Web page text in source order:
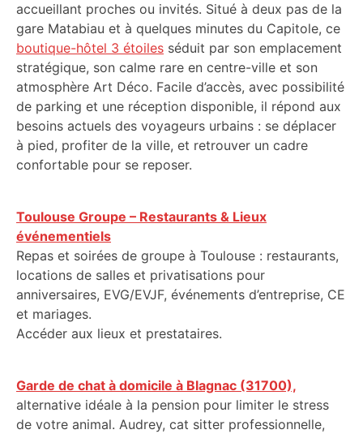
accueillant proches ou invités. Situé à deux pas de la
gare Matabiau et à quelques minutes du Capitole, ce
boutique-hôtel 3 étoiles séduit par son emplacement
stratégique, son calme rare en centre-ville et son
atmosphère Art Déco. Facile d’accès, avec possibilité
de parking et une réception disponible, il répond aux
besoins actuels des voyageurs urbains : se déplacer
à pied, profiter de la ville, et retrouver un cadre
confortable pour se reposer.
Toulouse Groupe – Restaurants & Lieux
événementiels
Repas et soirées de groupe à Toulouse : restaurants,
locations de salles et privatisations pour
anniversaires, EVG/EVJF, événements d’entreprise, CE
et mariages.
Accéder aux lieux et prestataires.
Garde de chat à domicile à Blagnac (31700),
alternative idéale à la pension pour limiter le stress
de votre animal. Audrey, cat sitter professionnelle,